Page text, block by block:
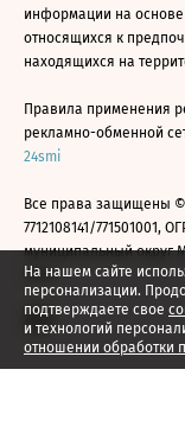
На нашем сайте
персонализации.
подтверждаете свое
и технологий
отношении обработки
информации на основе
относящихся к
находящихся на
Правила применения
рекламно-обменной
24smi
Все права защищены
7712108141/771501001,
муниципальный округ
2026